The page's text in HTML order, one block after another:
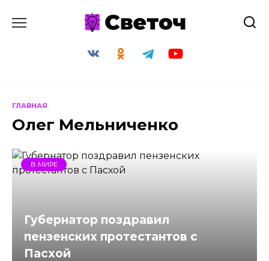
ГЛАВНАЯ
Олег Мельниченко
В МИРЕ
Губернатор поздравил
пензенских протестантов с
Пасхой